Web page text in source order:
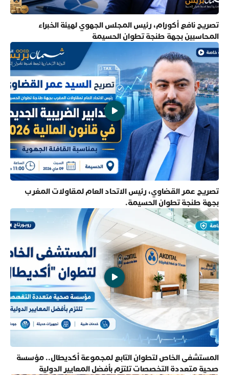
تصريح نافع أكورام، رئيس المجلس الجهوي لهيئة الخبراء
المحاسبين بجهة طنجة تطوان الحسيمة
تصريح عمر القضاوي، رئيس الاتحاد العام لمقاولات المغرب
بجهة طنجة تطوان الحسيمة.
المستشفى الخاص لتطوان التابع لمجموعة أكديطال.. مؤسسة
صحية متعددة التخصصات تلتزم بأفضل المعايير الدولية